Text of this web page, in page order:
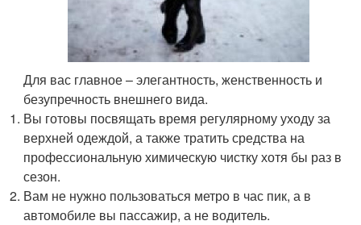
Для вас главное – элегантность, женственность и
безупречность внешнего вида.
Вы готовы посвящать время регулярному уходу за
верхней одеждой, а также тратить средства на
профессиональную химическую чистку хотя бы раз в
сезон.
Вам не нужно пользоваться метро в час пик, а в
автомобиле вы пассажир, а не водитель.